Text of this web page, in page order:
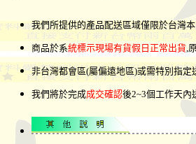
我們所提供的產品配送區域僅限於台灣
商品於系統標示現場有貨假日正常出貨,
非台灣都會區(屬偏遠地區)或需特別指
我們將於完成成交確認後2~3個工作天內